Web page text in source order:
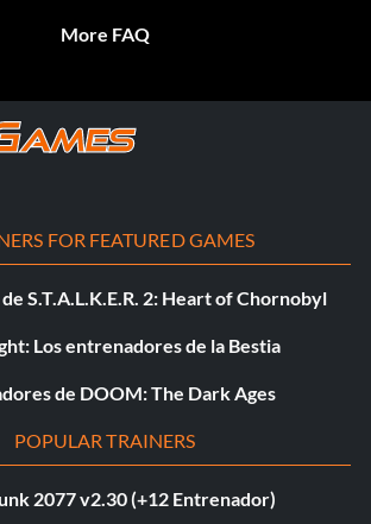
More FAQ
FOR FEATURED GAMES
S.T.A.L.K.E.R. 2: Heart of Chornobyl
Los entrenadores de la Bestia
de DOOM: The Dark Ages
POPULAR TRAINERS
2077 v2.30 (+12 Entrenador)